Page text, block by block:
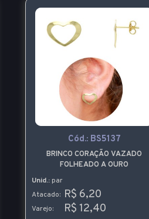
Cód.: BS5137
BRINCO CORAÇÃO VAZADO
FOLHEADO A OURO
Unid.: par
Atacado: R$ 6,20
Varejo: R$ 12,40